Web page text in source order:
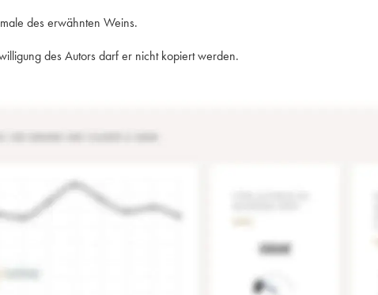
des erwähnten Weins.
des Autors darf er nicht kopiert werden.